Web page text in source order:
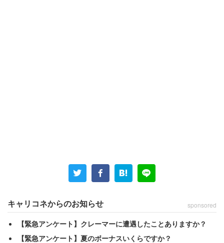
キャリコネからのお知らせ sponsored
【緊急アンケート】クレーマーに遭遇したことありますか？
【緊急アンケート】夏のボーナスいくらですか？